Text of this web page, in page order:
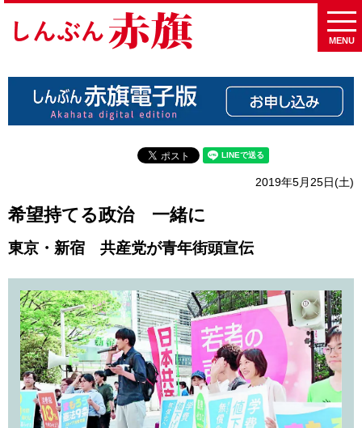
MENU
2019年5月25日(土)
希望持てる政治 一緒に
東京・新宿 共産党が青年街頭宣伝